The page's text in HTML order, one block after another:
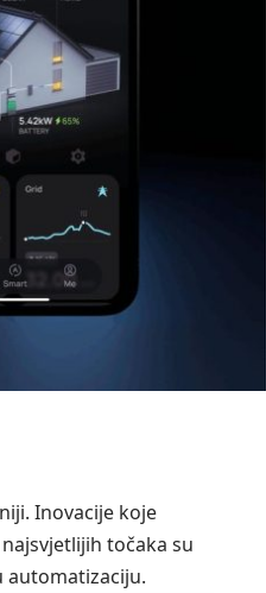
Inovacije koje
točaka su
automatizaciju.